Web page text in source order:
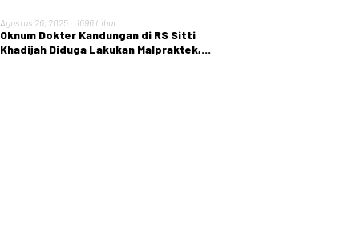
Agustus 26, 2025 1696 Lihat
Oknum Dokter Kandungan di RS Sitti
Khadijah Diduga Lakukan Malpraktek,